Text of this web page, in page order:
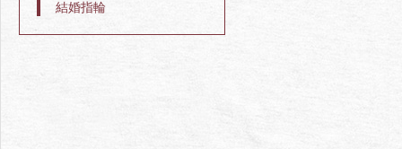
結婚指輪